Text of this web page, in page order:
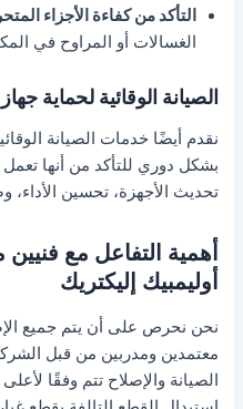
التأكد من كفاءة الأجزاء
الغسالات أو المراوح في
الصيانة الوقائية لحماية
نقدم أيضًا خدمات الصيانة
بشكل دوري للتأكد من أنها
تحديث الأجهزة، تحسين
أهمية التفاعل مع
أوليمبيك إليكتريك
نحن نحرص على أن يتم جميع
معتمدين ومدربين من قبل
الصيانة والإصلاح تتم وفقًا